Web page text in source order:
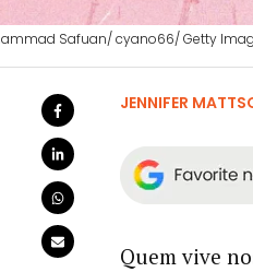
Safuan/ cyano66/ Getty
JENNIFER
Quem vive